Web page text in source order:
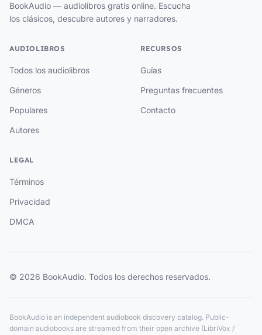
BookAudio — audiolibros gratis online. Escucha
los clásicos, descubre autores y narradores.
AUDIOLIBROS
Todos los audiolibros
Géneros
Populares
Autores
RECURSOS
Guías
Preguntas frecuentes
Contacto
LEGAL
Términos
Privacidad
DMCA
© 2026 BookAudio. Todos los derechos reservados.
BookAudio is an independent audiobook discovery catalog. Public-
domain audiobooks are streamed from their open archive (LibriVox /